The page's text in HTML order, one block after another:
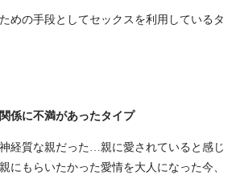
めの手段としてセックスを利用しているタ
係に不満があったタイプ
経質な親だった…親に愛されていると感じ
にもらいたかった愛情を大人になった今、